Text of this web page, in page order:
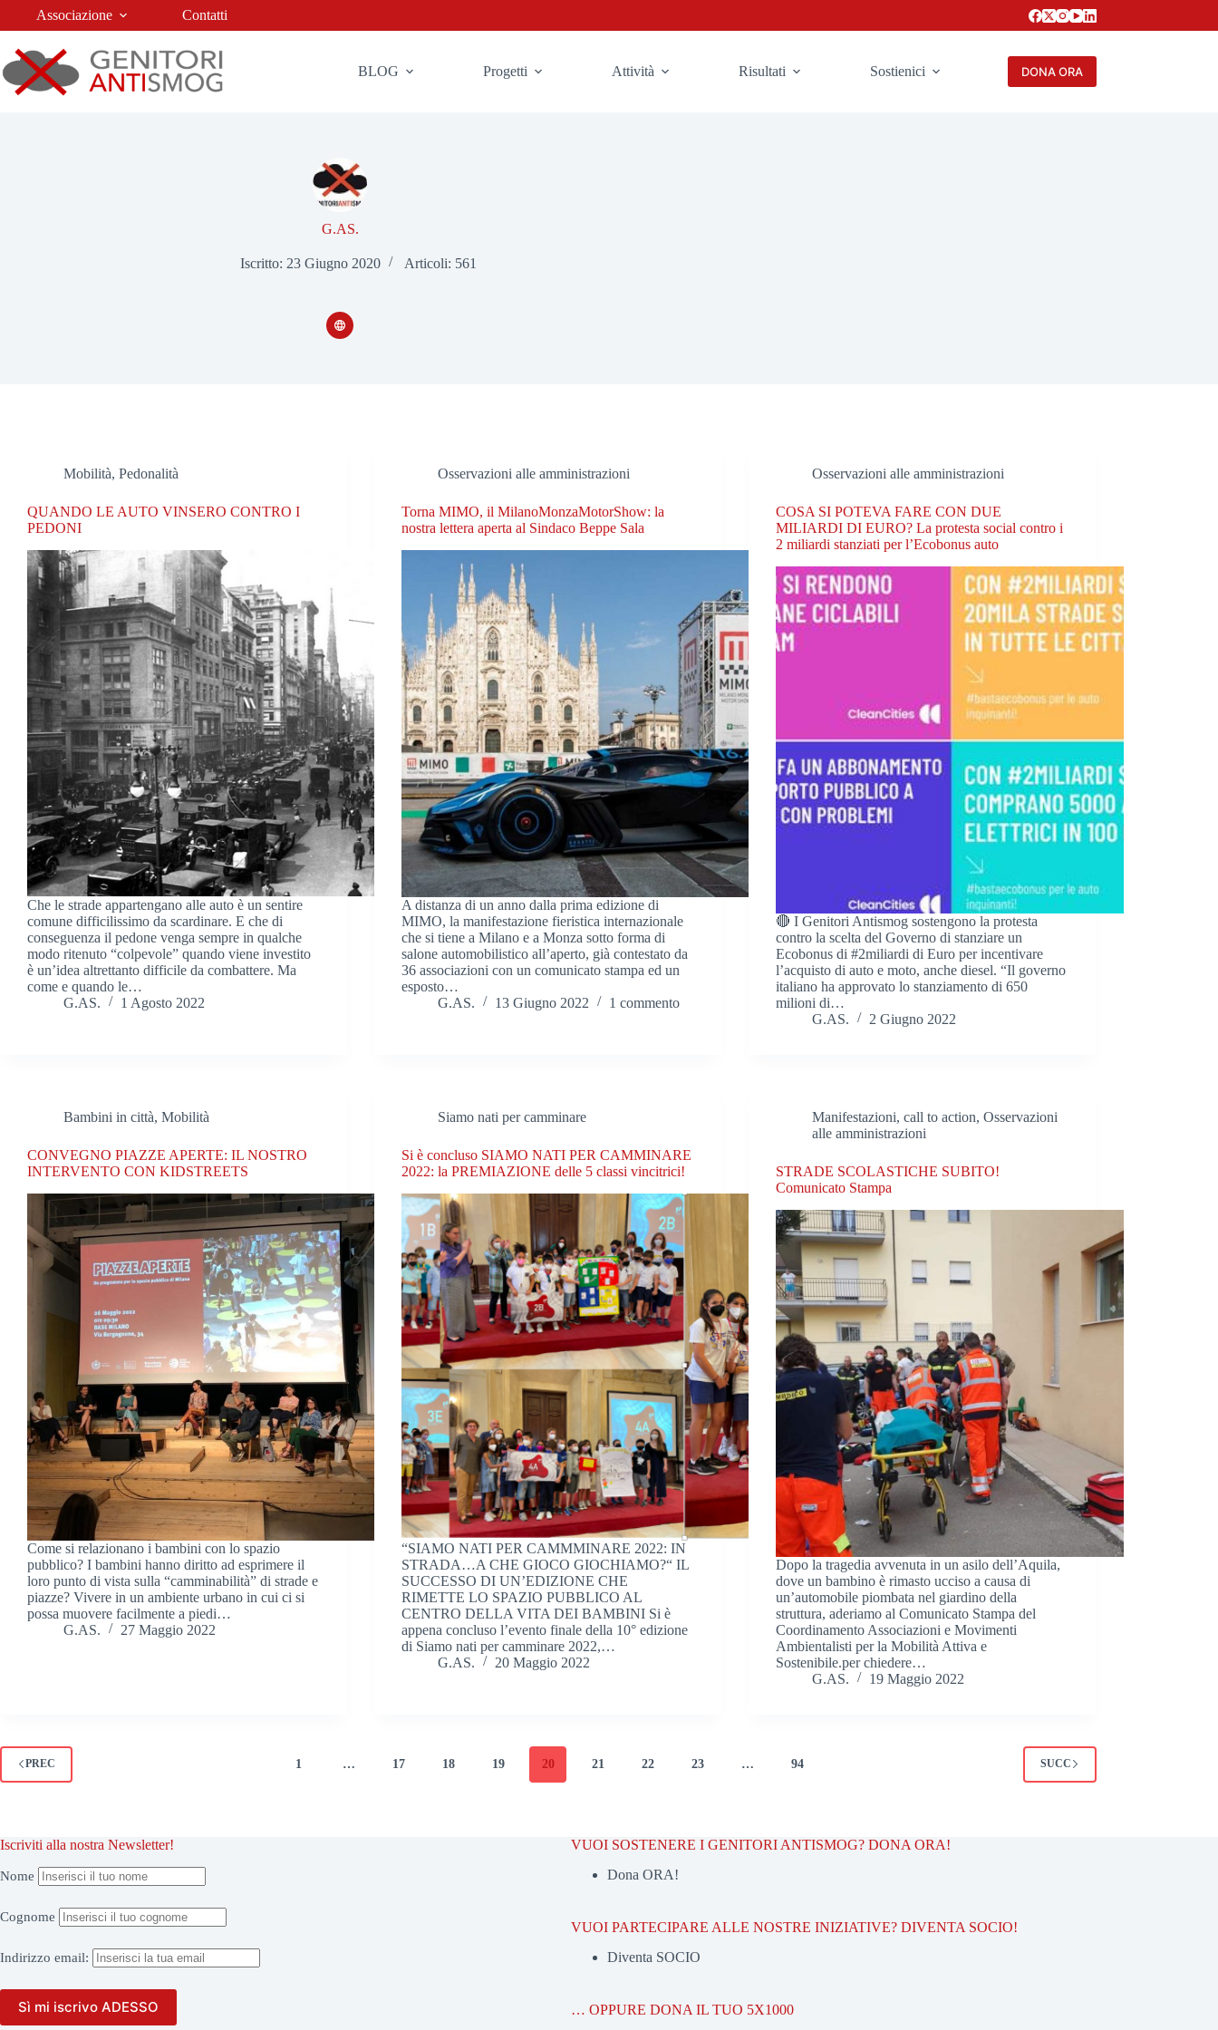
Associazione Contatti
BLOG Progetti Attività Risultati Sostienici DONA ORA
G.AS.
Iscritto: 23 Giugno 2020 Articoli: 561
Mobilità, Pedonalità
QUANDO LE AUTO VINSERO CONTRO I
PEDONI
Che le strade appartengano alle auto è un sentire
comune difficilissimo da scardinare. E che di
conseguenza il pedone venga sempre in qualche
modo ritenuto “colpevole” quando viene investito
è un’idea altrettanto difficile da combattere. Ma
come e quando le…
G.AS.
1 Agosto 2022
Osservazioni alle amministrazioni
Torna MIMO, il MilanoMonzaMotorShow: la
nostra lettera aperta al Sindaco Beppe Sala
A distanza di un anno dalla prima edizione di
MIMO, la manifestazione fieristica internazionale
che si tiene a Milano e a Monza sotto forma di
salone automobilistico all’aperto, già contestato da
36 associazioni con un comunicato stampa ed un
esposto…
G.AS.
13 Giugno 2022 1 commento
Osservazioni alle amministrazioni
COSA SI POTEVA FARE CON DUE
MILIARDI DI EURO? La protesta social contro i
2 miliardi stanziati per l’Ecobonus auto
🔴 I Genitori Antismog sostengono la protesta
contro la scelta del Governo di stanziare un
Ecobonus di #2miliardi di Euro per incentivare
l’acquisto di auto e moto, anche diesel. “Il governo
italiano ha approvato lo stanziamento di 650
milioni di…
G.AS.
2 Giugno 2022
Bambini in città, Mobilità
CONVEGNO PIAZZE APERTE: IL NOSTRO
INTERVENTO CON KIDSTREETS
Come si relazionano i bambini con lo spazio
pubblico? I bambini hanno diritto ad esprimere il
loro punto di vista sulla “camminabilità” di strade e
piazze? Vivere in un ambiente urbano in cui ci si
possa muovere facilmente a piedi…
G.AS.
27 Maggio 2022
Siamo nati per camminare
Si è concluso SIAMO NATI PER CAMMINARE
2022: la PREMIAZIONE delle 5 classi vincitrici!
“SIAMO NATI PER CAMMMINARE 2022: IN
STRADA…A CHE GIOCO GIOCHIAMO?“ IL
SUCCESSO DI UN’EDIZIONE CHE
RIMETTE LO SPAZIO PUBBLICO AL
CENTRO DELLA VITA DEI BAMBINI Si è
appena concluso l’evento finale della 10° edizione
di Siamo nati per camminare 2022,…
G.AS.
20 Maggio 2022
Manifestazioni, call to action,Osservazioni
alle amministrazioni
STRADE SCOLASTICHE SUBITO!
Comunicato Stampa
Dopo la tragedia avvenuta in un asilo dell’Aquila,
dove un bambino è rimasto ucciso a causa di
un’automobile piombata nel giardino della
struttura, aderiamo al Comunicato Stampa del
Coordinamento Associazioni e Movimenti
Ambientalisti per la Mobilità Attiva e
Sostenibile.per chiedere…
G.AS.
19 Maggio 2022
PREC 1 … 17 18 19 20 21 22 23 … 94 SUCC
Iscriviti alla nostra Newsletter!
Nome
Cognome
Indirizzo email:
VUOI SOSTENERE I GENITORI ANTISMOG? DONA ORA!
Dona ORA!
VUOI PARTECIPARE ALLE NOSTRE INIZIATIVE? DIVENTA SOCIO!
Diventa SOCIO
… OPPURE DONA IL TUO 5X1000